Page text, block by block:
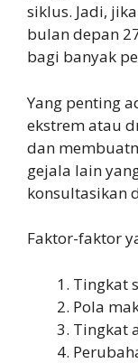
siklus. Jadi,
bulan depan
bagi banyak
Yang penting
ekstrem atau
dan
gejala lain
konsultasikan
Faktor-faktor
Tingkat
Pola
Tingkat